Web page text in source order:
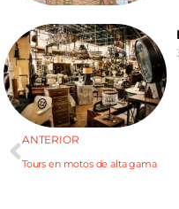
ANTERIOR
Tours en motos de alta gama